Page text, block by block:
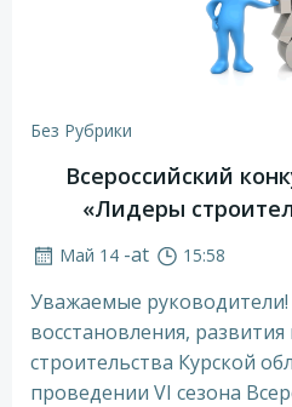
Без Рубрики
Всероссийский
«Лидеры
Май 14 -at 15:58
Уважаемые
восстановления,
строительства Курской
проведении VI сезона